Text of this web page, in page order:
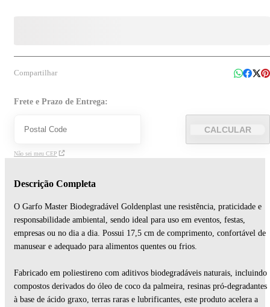
Compartilhar
Frete e Prazo de Entrega:
CALCULAR
Não sei meu CEP
Descrição Completa
O Garfo Master Biodegradável Goldenplast une resistência, praticidade e
responsabilidade ambiental, sendo ideal para uso em eventos, festas,
empresas ou no dia a dia. Possui 17,5 cm de comprimento, confortável de
manusear e adequado para alimentos quentes ou frios.
Fabricado em poliestireno com aditivos biodegradáveis naturais, incluindo
compostos derivados do óleo de coco da palmeira, resinas pró-degradantes
à base de ácido graxo, terras raras e lubrificantes, este produto acelera a